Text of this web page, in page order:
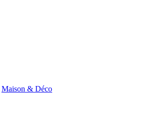
Maison & Déco